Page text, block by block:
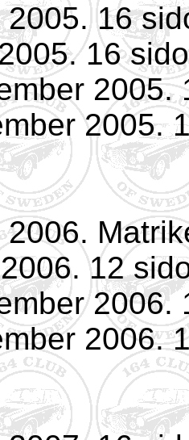
16
16
2005.
2005.
2006.
12
2006.
2006.